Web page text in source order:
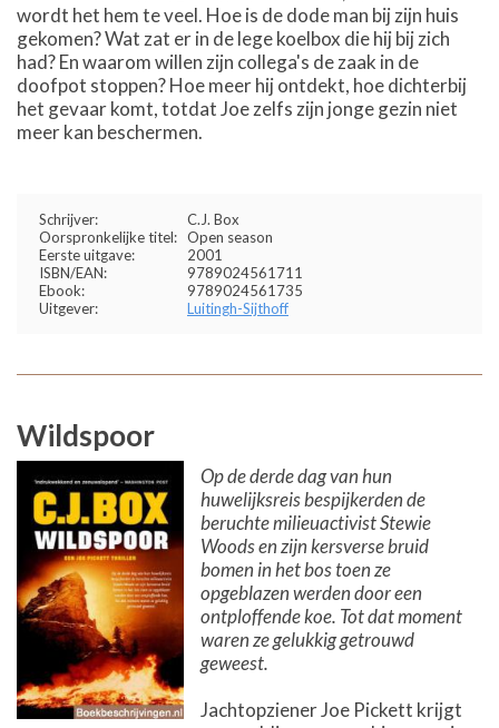
wordt het hem te veel. Hoe is de dode man bij zijn huis
gekomen? Wat zat er in de lege koelbox die hij bij zich
had? En waarom willen zijn collega's de zaak in de
doofpot stoppen? Hoe meer hij ontdekt, hoe dichterbij
het gevaar komt, totdat Joe zelfs zijn jonge gezin niet
meer kan beschermen.
Schrijver:
C.J. Box
Oorspronkelijke titel: Open season
Eerste uitgave:
2001
ISBN/EAN:
9789024561711
Ebook:
9789024561735
Uitgever:
Luitingh-Sijthoff
Wildspoor
Op de derde dag van hun
huwelijksreis bespijkerden de
beruchte milieuactivist Stewie
Woods en zijn kersverse bruid
bomen in het bos toen ze
opgeblazen werden door een
ontploffende koe. Tot dat moment
waren ze gelukkig getrouwd
geweest.
Jachtopziener Joe Pickett krijgt